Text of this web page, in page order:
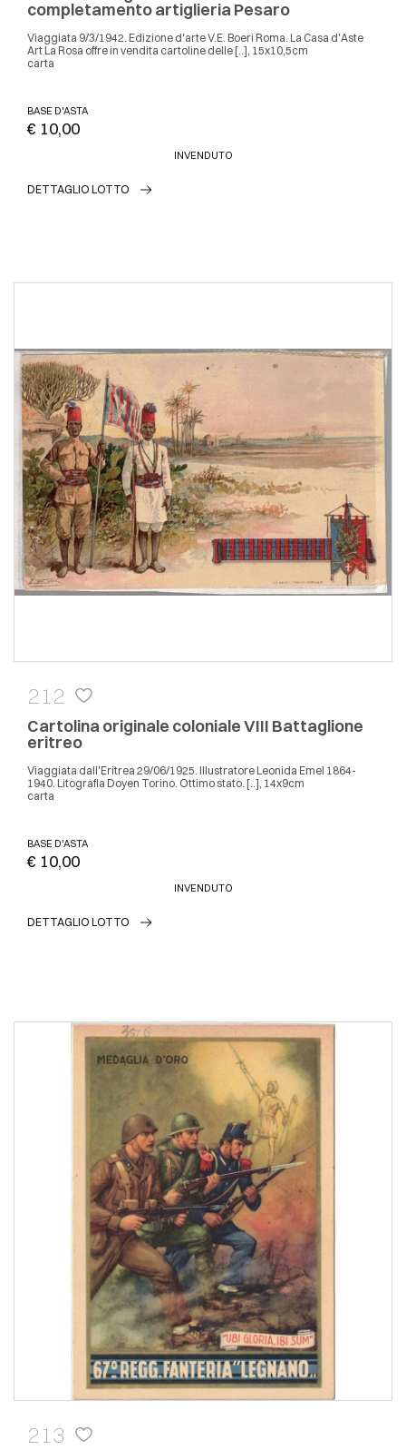
completamento artiglieria Pesaro
Viaggiata 9/3/1942. Edizione d'arte V.E. Boeri Roma. La Casa d'Aste
Art La Rosa offre in vendita cartoline delle [..], 15x10,5cm
carta
BASE D'ASTA
€ 10,00
INVENDUTO
DETTAGLIO LOTTO
212
Cartolina originale coloniale VIII Battaglione
eritreo
Viaggiata dall'Eritrea 29/06/1925. Illustratore Leonida Emel 1864-
1940. Litografia Doyen Torino. Ottimo stato. [..], 14x9cm
carta
BASE D'ASTA
€ 10,00
INVENDUTO
DETTAGLIO LOTTO
213